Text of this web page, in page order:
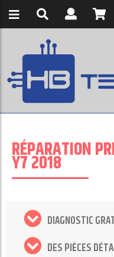
RÉPARATION
Y7 2018
DIAGNOSTIC
DES PIÈCES